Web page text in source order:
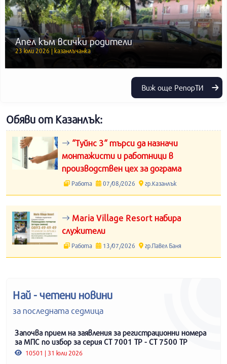
Апел към всички родители
23 юли 2026 | казанлъчанка
Виж още РепорТИ
Обяви от Казанлък:
“Туйнс 3“ търси да назначи
монтажисти и работници в
производствен цех за дограма
Работа 07/08/2026 гр.Казанлък
Maria Village Resort набира
служители
Работа 13/07/2026 гр.Павел Баня
Най - четени новини
за последната седмица
Започва прием на заявления за регистрационни номера
за МПС по избор за серия СТ 7001 ТР - СТ 7500 ТР
10501 | 31 юли 2026